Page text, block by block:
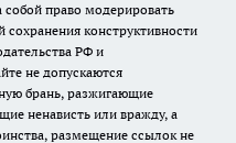
собой право модерировать
конструктивности
РФ и
не допускаются
брань, разжигающие
ненависть или вражду, а
размещение ссылок не